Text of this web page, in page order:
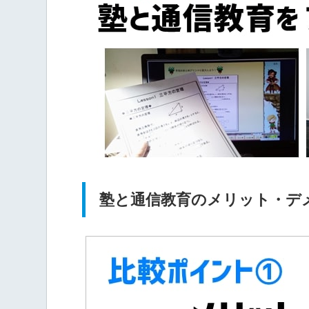
塾と通信教育のメリット・デ